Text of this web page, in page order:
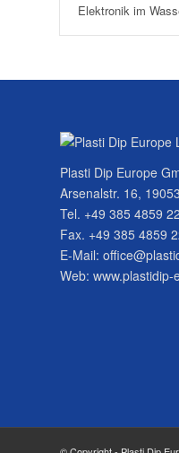
Elektronik im
Plasti Dip Europe
Arsenalstr. 16,
Tel. +49 385 4859
Fax. +49 385 4859
E-Mail:
Web: www.plastidip-